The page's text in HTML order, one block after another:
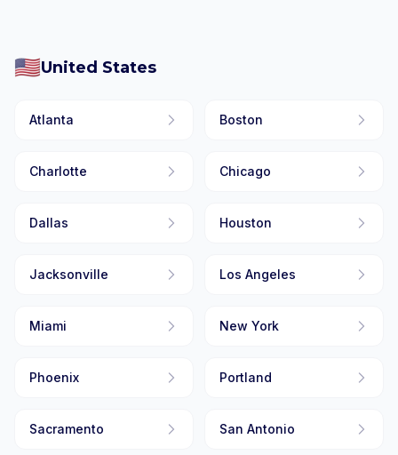
🇺🇸United States
Atlanta Boston
Charlotte Chicago
Dallas Houston
Jacksonville Los Angeles
Miami New York
Phoenix Portland
Sacramento San Antonio